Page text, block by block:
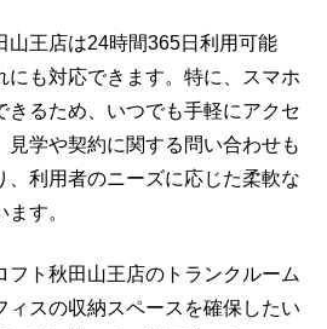
山王店は24時間365日利用可能
にも対応できます。特に、スマホ
きるため、いつでも手軽にアクセ
見学や契約に関する問い合わせも
、利用者のニーズに応じた柔軟な
す。
フト秋田山王店のトランクルーム
ィスの収納スペースを確保したい